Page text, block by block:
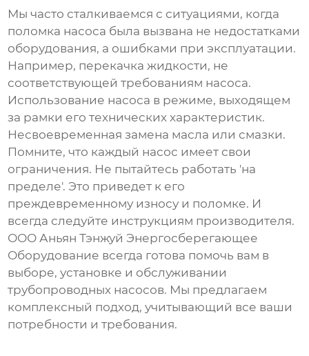
Мы часто сталкиваемся с ситуациями, когда
поломка насоса была вызвана не недостатками
оборудования, а ошибками при эксплуатации.
Например, перекачка жидкости, не
соответствующей требованиям насоса.
Использование насоса в режиме, выходящем
за рамки его технических характеристик.
Несвоевременная замена масла или смазки.
Помните, что каждый насос имеет свои
ограничения. Не пытайтесь работать 'на
пределе'. Это приведет к его
преждевременному износу и поломке. И
всегда следуйте инструкциям производителя.
ООО Аньян Тэнжуй Энергосберегающее
Оборудование всегда готова помочь вам в
выборе, установке и обслуживании
трубопроводных насосов. Мы предлагаем
комплексный подход, учитывающий все ваши
потребности и требования.